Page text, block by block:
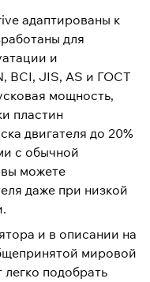
адаптированы к
для
и
BCI, JIS, AS и ГОСТ
мощность,
пластин
двигателя до 20%
с обычной
можете
даже при низкой
и в описании на
мировой
подобрать